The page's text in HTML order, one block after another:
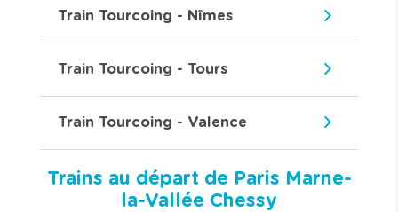
Train Tourcoing - Nîmes
Train Tourcoing - Tours
Train Tourcoing - Valence
Trains au départ de Paris Marne-
la-Vallée Chessy